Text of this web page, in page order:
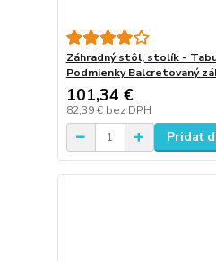
Záhradný stôl, stolík -
Podmienky Balcretovaný
101,34 €
82,39 € bez DPH
Pridať